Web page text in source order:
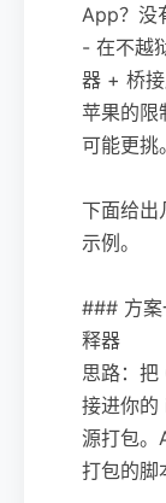
App？没
- 在不越
器 + 桥
苹果的限
可能更挑。
下面给出
示例。
### 方
释器
思路：
接进你的
源打包。
打包的脚